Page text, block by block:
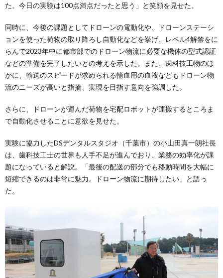
た。今日の実験は100点満点だったと思う」と笑顔を見せた。
同時に、今後の課題としてドローンの電動化や、ドローンステーシ
ョンを使った荷物の取り降ろし自動化などを挙げ、レベル4解禁をに
らんで2023年中に都市部でのドローン物流に必要な機体の型式認証
などの準備を完了したいとの考えを示した。また、歯科技工物のほ
かに、輸送のスピードが求められる輸血用の血液などもドローン物
流のニーズが高いと指摘、実現を目指す意向を強調した。
さらに、ドローンが運んだ荷物を宅配ロボットが運搬するところま
で自動化させることに意欲を見せた。
実験に協力したDSデンタルスタジオ（千葉市）の小山田真一朗社長
は、歯科技工士の世界も人手不足が進んでおり、業務の効率化が課
題になっていると解説。「最後の配送の部分でも移動時間を大幅に
短縮できるのは非常に魅力。ドローン物流に期待したい」と語っ
た。